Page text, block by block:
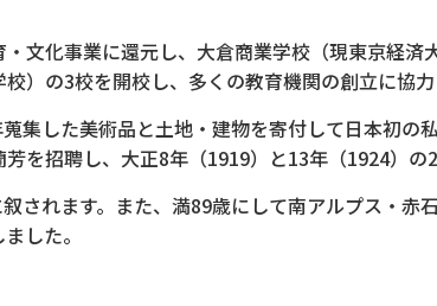
文化事業に還元し、大倉商業学校（現東京経
）の3校を開校し、多くの教育機関の創立に協力
集した美術品と土地・建物を寄付して日本初
を招聘し、大正8年（1919）と13年（1924）の
されます。また、満89歳にして南アルプス・
した。